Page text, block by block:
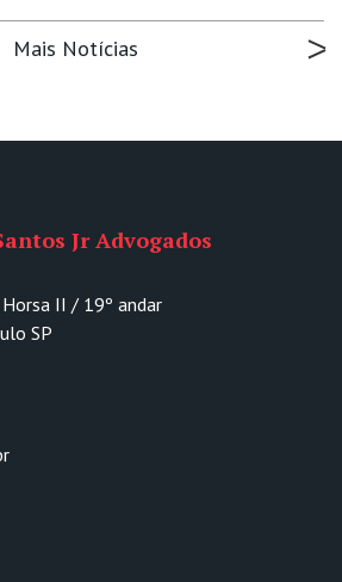
Mais Notícias
Jr Advogados
II / 19º andar
SP